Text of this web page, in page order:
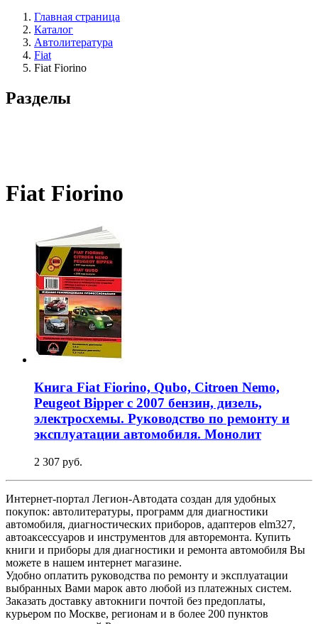
Главная страница
Каталог
Автолитература
Fiat
Fiat Fiorino
Разделы
Fiat Fiorino
Книга Fiat Fiorino, Qubo, Citroen Nemo,
Peugeot Bipper с 2007 бензин, дизель,
электросхемы. Руководство по ремонту и
эксплуатации автомобиля. Монолит
2 307 руб.
Интернет-портал Легион-Автодата создан для удобных
покупок: автолитературы, программ для диагностики
автомобиля, диагностических приборов, адаптеров elm327,
автоаксессуаров и инструментов для авторемонта. Купить
книги и приборы для диагностики и ремонта автомобиля Вы
можете в нашем интернет магазине.
Удобно оплатить руководства по ремонту и эксплуатации
выбранных Вами марок авто любой из платежных систем.
Заказать доставку автокниги почтой без предоплаты,
курьером по Москве, регионам и в более 200 пунктов